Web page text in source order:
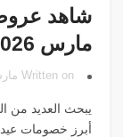
شاهد
مارس 2026
Written on مارس 9, 2023 in
يبحث العديد من